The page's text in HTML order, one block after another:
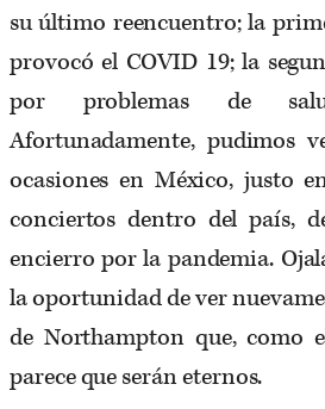
su último reencuentro; la
provocó el COVID 19; la
por problemas de
Afortunadamente, pudimos
ocasiones en México, justo
conciertos dentro del país,
encierro por la pandemia.
la oportunidad de ver
de Northampton que, como
parece que serán eternos.